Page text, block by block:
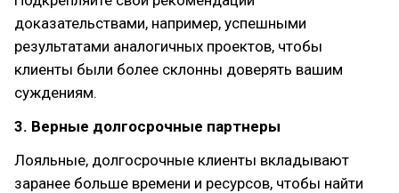
доказательствами, например, успешными
результатами аналогичных проектов, чтобы
клиенты были более склонны доверять вашим
суждениям.
3. Верные долгосрочные партнеры
Лояльные, долгосрочные клиенты вкладывают
заранее больше времени и ресурсов, чтобы найти